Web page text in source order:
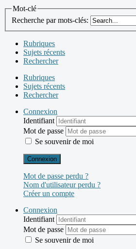
Mot-clé
Recherche par mots-clés:
Rubriques
Sujets récents
Rechercher
Rubriques
Sujets récents
Rechercher
Connexion
Identifiant
Mot de passe
Se souvenir de moi
Connexion
Mot de passe perdu ?
Nom d'utilisateur perdu ?
Créer un compte
Connexion
Identifiant
Mot de passe
Se souvenir de moi